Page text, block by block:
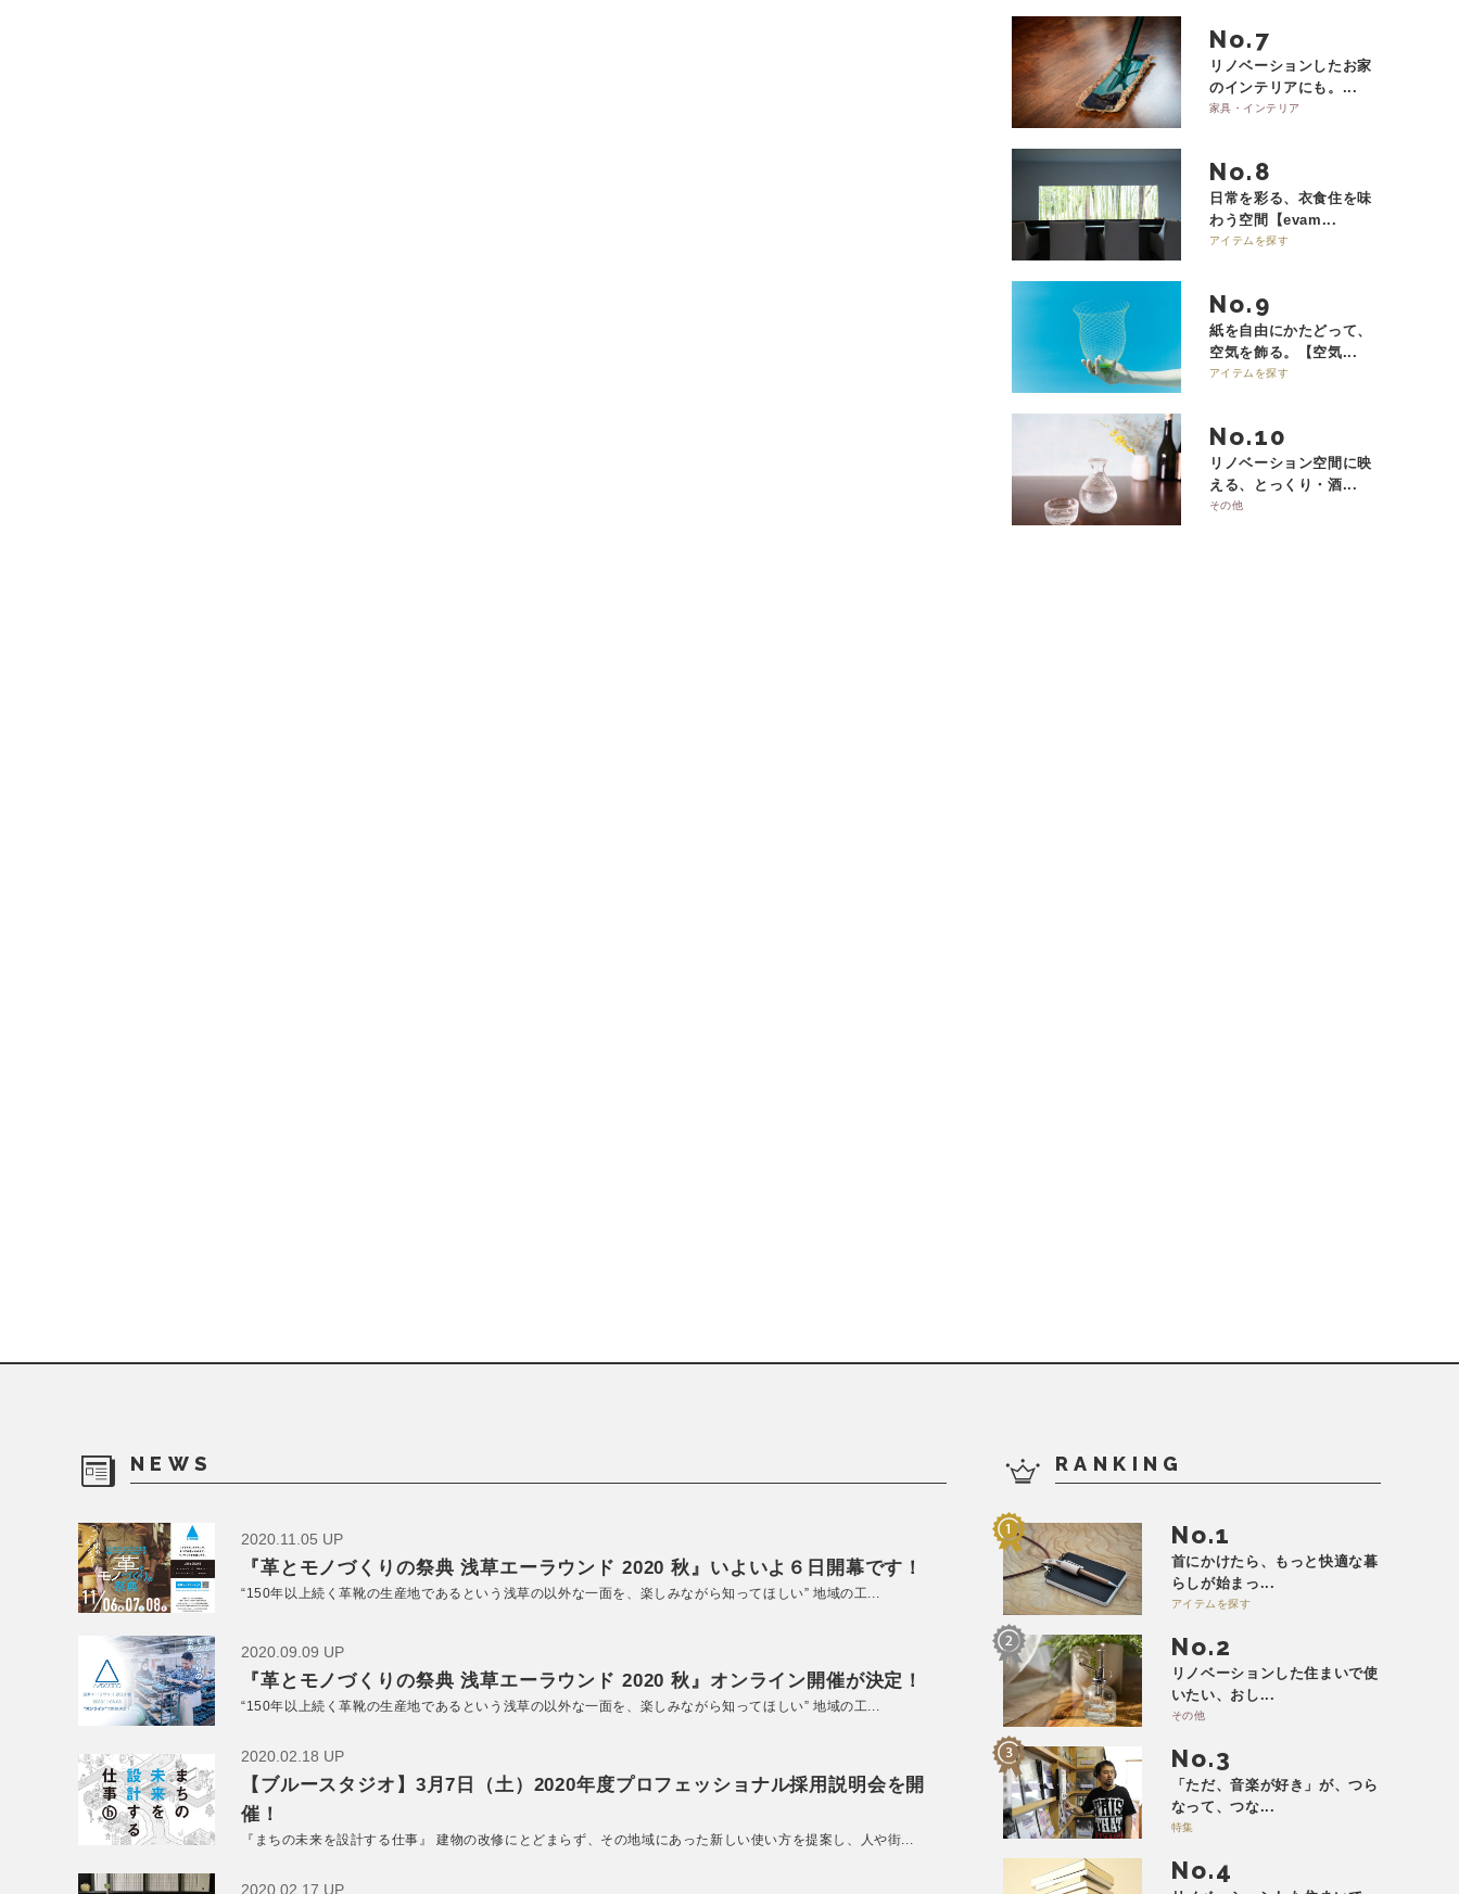
No.
リノベーションしたお家
のインテリアにも。...
家具・インテリア
No.
日常を彩る、衣食住を味
わう空間【evam...
アイテムを探す
No.
紙を自由にかたどって、
空気を飾る。【空気...
アイテムを探す
No.
リノベーション空間に映
える、とっくり・酒...
その他
NEWS
2020.11.05 UP
『革とモノづくりの祭典 浅草エーラウンド 2020 秋』いよいよ６日開幕です！
“150年以上続く革靴の生産地であるという浅草の以外な一面を、楽しみながら知ってほしい” 地域の工...
2020.09.09 UP
『革とモノづくりの祭典 浅草エーラウンド 2020 秋』オンライン開催が決定！
“150年以上続く革靴の生産地であるという浅草の以外な一面を、楽しみながら知ってほしい” 地域の工...
2020.02.18 UP
【ブルースタジオ】3月7日（土）2020年度プロフェッショナル採用説明会を開
催！
『まちの未来を設計する仕事』 建物の改修にとどまらず、その地域にあった新しい使い方を提案し、人や街...
2020.02.17 UP
RANKING
No.
首にかけたら、もっと快適な暮
らしが始まっ...
アイテムを探す
No.
リノベーションした住まいで使
いたい、おし...
その他
No.
「ただ、音楽が好き」が、つら
なって、つな...
特集
No.